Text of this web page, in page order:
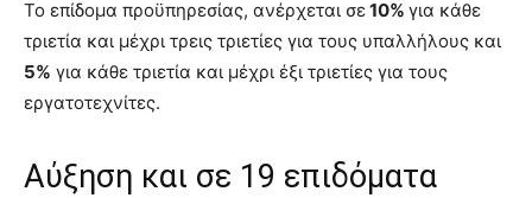
Το επίδομα προϋπηρεσίας, ανέρχεται σε10% για κάθε
τριετία και μέχρι τρεις τριετίες για τους υπαλλήλους και
5% για κάθε τριετία και μέχρι έξι τριετίες για τους
εργατοτεχνίτες.
Αύξηση και σε 19 επιδόματα